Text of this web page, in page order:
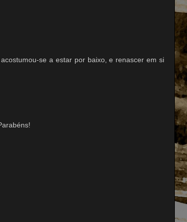
se a estar por baixo, e renascer em si